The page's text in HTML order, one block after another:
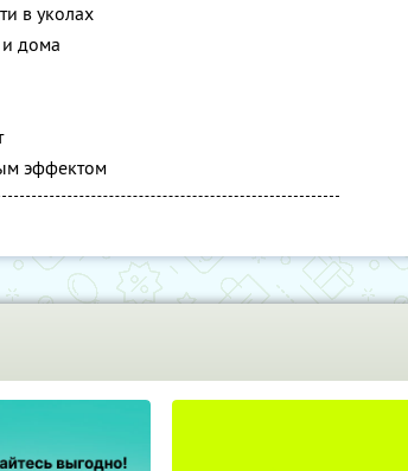
в уколах
и дома
эффектом